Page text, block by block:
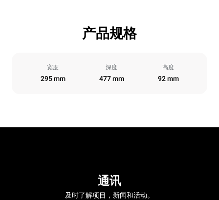
产品规格
宽度
295 mm
深度
477 mm
高度
92 mm
通讯
及时了解项目，新闻和活动。